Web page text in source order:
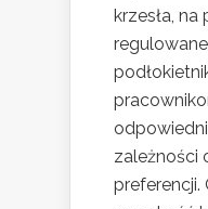
krzesła, na
zależności
preferencji.